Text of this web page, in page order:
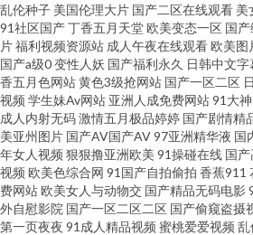
久 精品99re 91蜜桃 日韩精品无码一 国产精品传
品不卡一二 1024在线国产 久久密欧洲 爱草人
日朝大片 福利看片国产一区自拍 淫网综合 国
97干干 尤物视频网 成人超碰艹 香蕉视频禁18
成人网 波多野吉衣电影 日韩123区 成人激情综
乱伦种子 美国伦理大片 国产二区在线观看 美
91社区国产丁香五月天堂欧美变态一区 国
片福利视频资源站 成人午夜在线观看欧美图
国产a级0变性人妖 国产福利永久 日韩中文
香五月色网站黄色3级抢网站 国产一区二区
视频 学生妹Av网站 亚洲人成免费网站91大
成人内射无码激情五月极品婷婷 国产剧情精
美亚州图片 国产AV国产AV97亚洲精华液 国
年女人视频 狠狠撸亚洲欧美 91操碰在线 国
视频 欧美色综合网 91国产自拍偷拍 香蕉911
费网站欧美女人与动物交 国产精品无码电影
外自慰影院 国产一区二区二区 国产偷窥盗摄
第一页夜夜 91成人精品视频 蜜桃爱爱视频 乱